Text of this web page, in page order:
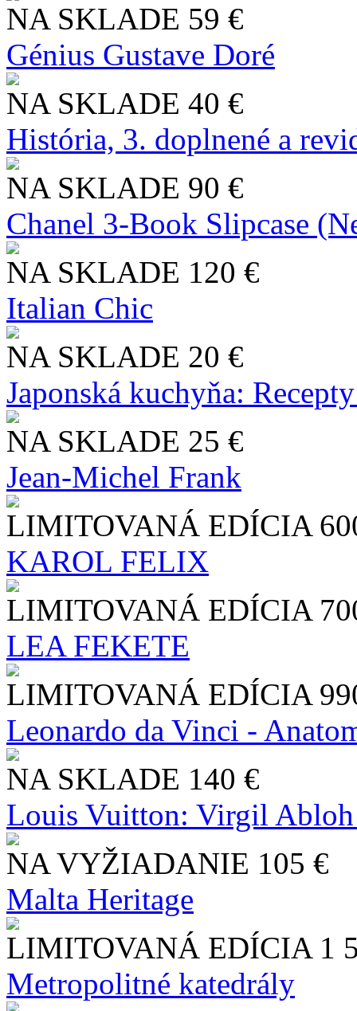
NA SKLADE 59 €
Génius Gustave Doré
NA SKLADE 40 €
História, 3. doplnené a
NA SKLADE 90 €
Chanel 3-Book Slipcase
NA SKLADE 120 €
Italian Chic
NA SKLADE 20 €
Japonská kuchyňa:
NA SKLADE 25 €
Jean-Michel Frank
LIMITOVANÁ EDÍCIA
KAROL FELIX
LIMITOVANÁ EDÍCIA
LEA FEKETE
LIMITOVANÁ EDÍCIA
Leonardo da Vinci -
NA SKLADE 140 €
Louis Vuitton: Virgil
NA VYŽIADANIE 105 €
Malta Heritage
LIMITOVANÁ EDÍCIA 1
Metropolitné katedrály